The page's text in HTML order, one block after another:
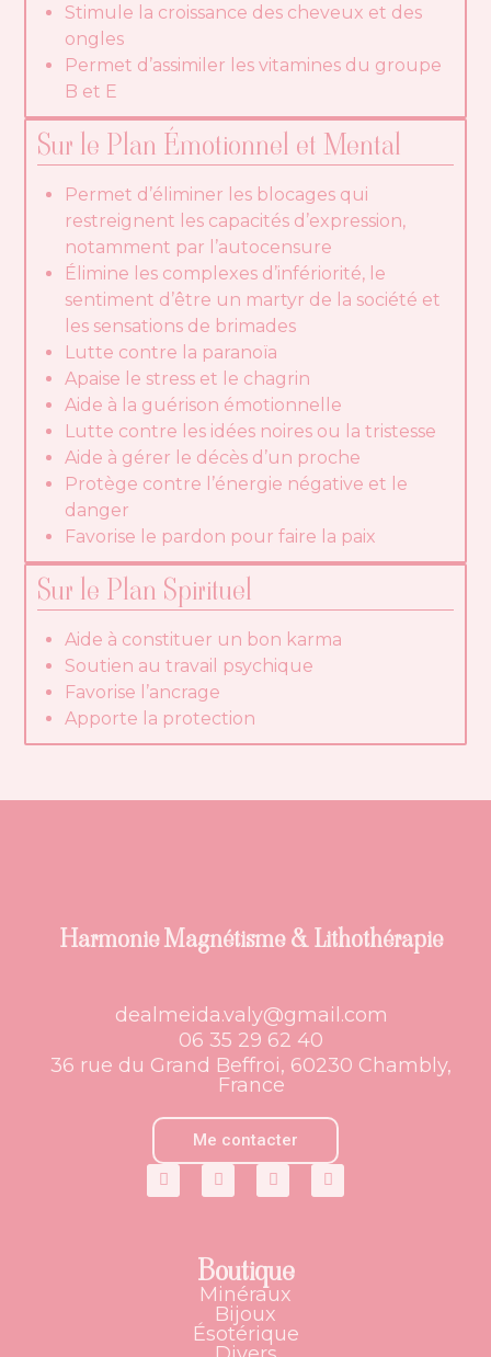
Stimule la croissance des cheveux et des
ongles
Permet d’assimiler les vitamines du groupe
B et E
Sur le Plan Émotionnel et Mental
Permet d’éliminer les blocages qui
restreignent les capacités d’expression,
notamment par l’autocensure
Élimine les complexes d’infériorité, le
sentiment d’être un martyr de la société et
les sensations de brimades
Lutte contre la paranoïa
Apaise le stress et le chagrin
Aide à la guérison émotionnelle
Lutte contre les idées noires ou la tristesse
Aide à gérer le décès d’un proche
Protège contre l’énergie négative et le
danger
Favorise le pardon pour faire la paix
Sur le Plan Spirituel
Aide à constituer un bon karma
Soutien au travail psychique
Favorise l’ancrage
Apporte la protection
Harmonie Magnétisme & Lithothérapie
dealmeida.valy@gmail.com
06 35 29 62 40
36 rue du Grand Beffroi, 60230 Chambly,
France
Me contacter
Boutique
Minéraux
Bijoux
Ésotérique